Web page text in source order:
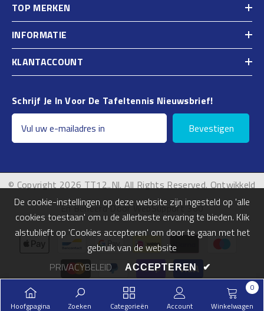
TOP MERKEN
INFORMATIE
KLANTACCOUNT
Schrijf Je In Voor De Tafeltennis Nieuwsbrief!
Bevestigen
© Copyright 2026 TT12..nl. All Rights Reserved. Ontwikkeld
En Beheerd Door WebSupport 360
Betalingsmogelijkheden
Hoofgpagina Zoeken Categorieën Account Winkelwagen
0
De cookie-instellingen op deze website zijn ingesteld op 'alle
cookies toestaan' om u de allerbeste ervaring te bieden. Klik
alstublieft op 'Cookies accepteren' om door te gaan met het
gebruik van de website
PRIVACYBELEID
ACCEPTEREN ✔